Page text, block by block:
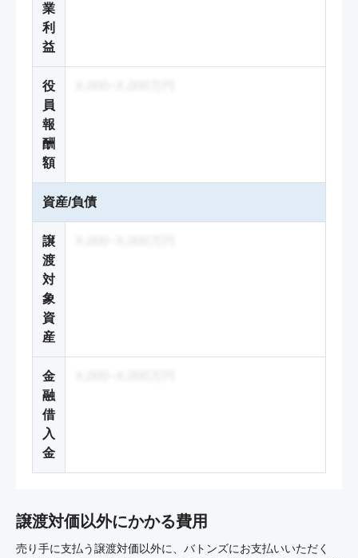
業
利
益
役
員
報
酬
額
資産/負債
譲
渡
対
象
資
産
金
融
借
入
金
譲渡対価以外にかかる費用
売り手に支払う譲渡対価以外に、バトンズにお支払いいただく